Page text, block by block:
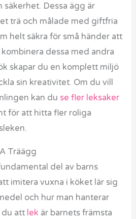
säkerhet. Dessa ägg är
trä och målade med giftfria
helt säkra för små händer att
dessa med andra
skapar du en komplett miljö
sin kreativitet. Om du vill
kan du se fler leksaker
för att hitta fler roliga
Träägg
del av barns
imitera vuxna i köket lär sig
och hur man hanterar
du att lek är barnets främsta